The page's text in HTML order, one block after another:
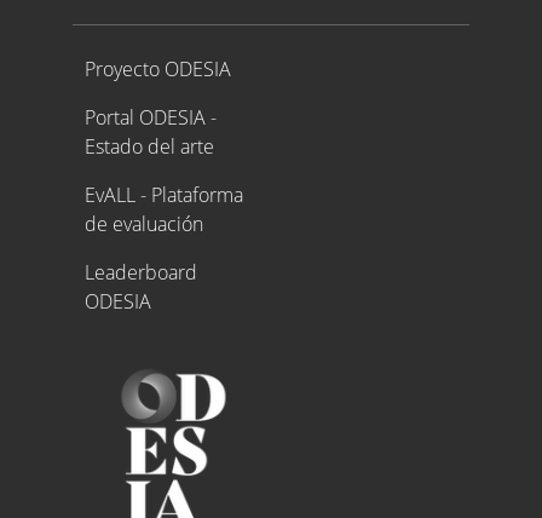
Proyecto ODESIA
Proyecto ODESIA
Portal ODESIA -
Estado del arte
EvALL - Plataforma
de evaluación
Leaderboard
ODESIA